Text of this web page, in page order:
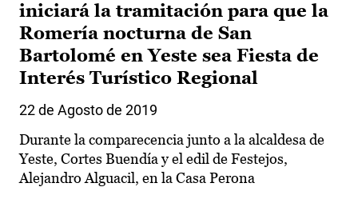
iniciará la tramitación para que la
Romería nocturna de San
Bartolomé en Yeste sea Fiesta de
Interés Turístico Regional
22 de Agosto de 2019
Durante la comparecencia junto a la alcaldesa de
Yeste, Cortes Buendía y el edil de Festejos,
Alejandro Alguacil, en la Casa Perona